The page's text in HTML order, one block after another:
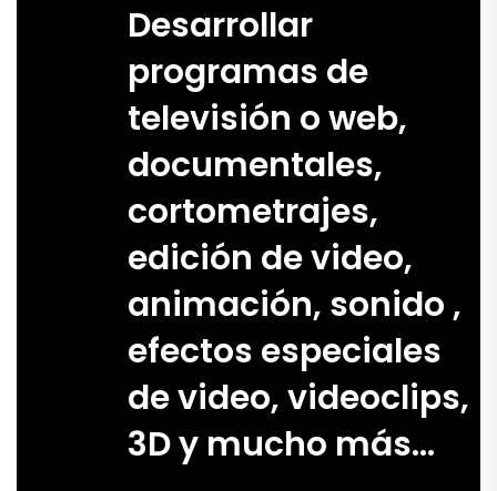
Desarrollar
programas de
televisión o web,
documentales,
cortometrajes,
edición de video,
animación, sonido ,
efectos especiales
de video, videoclips,
3D y mucho más…